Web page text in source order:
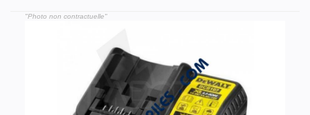
"Photo non contractuelle"